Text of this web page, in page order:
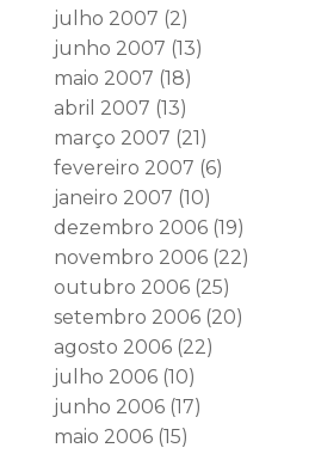
julho 2007 (2)
junho 2007 (13)
maio 2007 (18)
abril 2007 (13)
março 2007 (21)
fevereiro 2007 (6)
janeiro 2007 (10)
dezembro 2006(19)
novembro 2006(22)
outubro 2006(25)
setembro 2006(20)
agosto 2006(22)
julho 2006(10)
junho 2006(17)
maio 2006(15)